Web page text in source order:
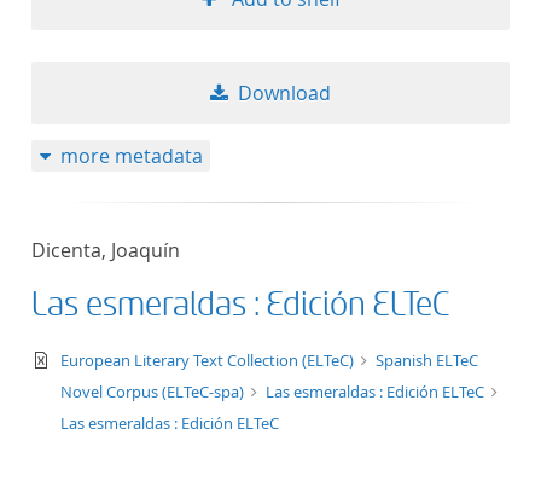
Download
more metadata
Dicenta, Joaquín
Las esmeraldas : Edición ELTeC
text/xml
European Literary Text Collection (ELTeC)
Spanish ELTeC
Novel Corpus (ELTeC-spa)
Las esmeraldas : Edición ELTeC
Las esmeraldas : Edición ELTeC